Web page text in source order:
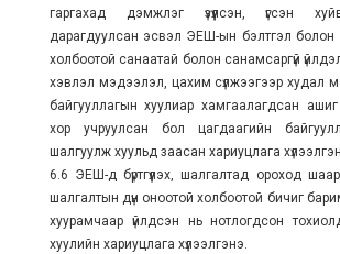
гаргахад дэмжлэг үзүүлсэн, үгсэн
дарагдуулсан эсвэл ЭЕШ-ын бэлтгэл болон
холбоотой санаатай болон санамсаргүй
хэвлэл мэдээлэл, цахим сүлжээгээр худал
байгууллагын хуулиар хамгаалагдсан
хор учруулсан бол цагдаагийн
шалгуулж хуульд заасан хариуцлага
6.6 ЭЕШ-д бүртгүүлэх, шалгалтад ороход
шалгалтын дүн оноотой холбоотой бичиг
хуурамчаар үйлдсэн нь нотлогдсон
хуулийн хариуцлага хүлээлгэнэ.